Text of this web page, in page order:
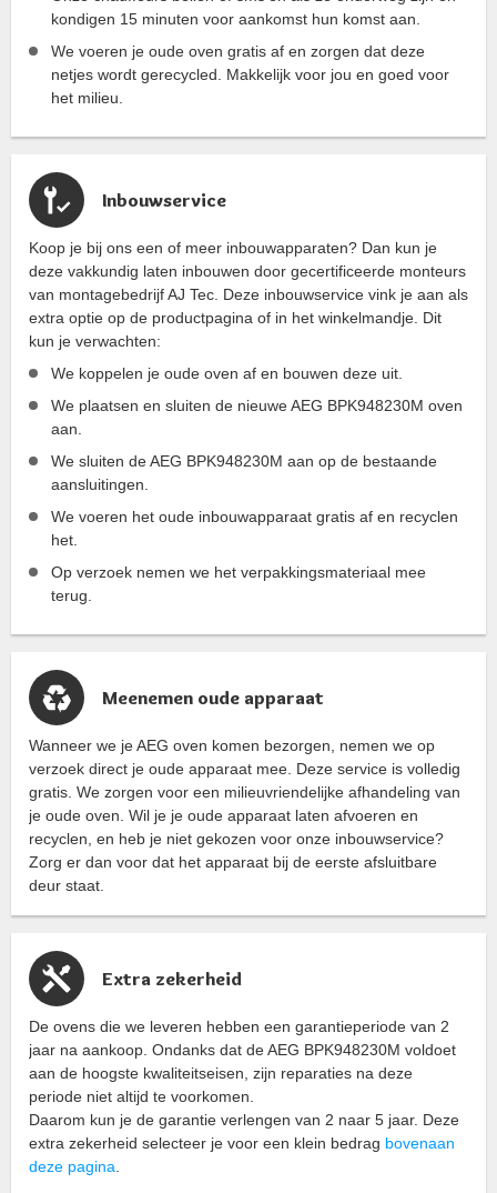
kondigen 15 minuten voor aankomst hun komst aan.
We voeren je oude oven gratis af en zorgen dat deze
netjes wordt gerecycled. Makkelijk voor jou en goed voor
het milieu.
Inbouwservice
Koop je bij ons een of meer inbouwapparaten? Dan kun je
deze vakkundig laten inbouwen door gecertificeerde monteurs
van montagebedrijf AJ Tec. Deze inbouwservice vink je aan als
extra optie op de productpagina of in het winkelmandje. Dit
kun je verwachten:
We koppelen je oude oven af en bouwen deze uit.
We plaatsen en sluiten de nieuwe AEG BPK948230M oven
aan.
We sluiten de AEG BPK948230M aan op de bestaande
aansluitingen.
We voeren het oude inbouwapparaat gratis af en recyclen
het.
Op verzoek nemen we het verpakkingsmateriaal mee
terug.
Meenemen oude apparaat
Wanneer we je AEG oven komen bezorgen, nemen we op
verzoek direct je oude apparaat mee. Deze service is volledig
gratis. We zorgen voor een milieuvriendelijke afhandeling van
je oude oven. Wil je je oude apparaat laten afvoeren en
recyclen, en heb je niet gekozen voor onze inbouwservice?
Zorg er dan voor dat het apparaat bij de eerste afsluitbare
deur staat.
Extra zekerheid
De ovens die we leveren hebben een garantieperiode van 2
jaar na aankoop. Ondanks dat de AEG BPK948230M voldoet
aan de hoogste kwaliteitseisen, zijn reparaties na deze
periode niet altijd te voorkomen.
Daarom kun je de garantie verlengen van 2 naar 5 jaar. Deze
extra zekerheid selecteer je voor een klein bedrag bovenaan
deze pagina